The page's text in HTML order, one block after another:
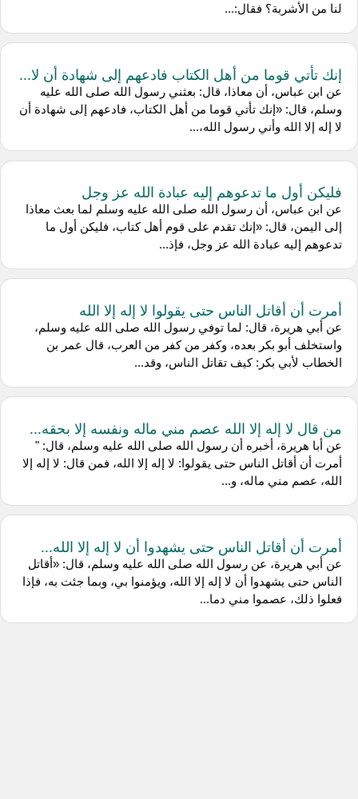
لنا من الأشربة؟ فقال:...
إنك تأتي قوما من أهل الكتاب فادعهم إلى شهادة أن لا...
عن ابن عباس، أن معاذا، قال: بعثني رسول الله صلى الله عليه
وسلم، قال: «إنك تأتي قوما من أهل الكتاب، فادعهم إلى شهادة أن
لا إله إلا الله وأني رسول الله،...
فليكن أول ما تدعوهم إليه عبادة الله عز وجل
عن ابن عباس، أن رسول الله صلى الله عليه وسلم لما بعث معاذا
إلى اليمن، قال: «إنك تقدم على قوم أهل كتاب، فليكن أول ما
تدعوهم إليه عبادة الله عز وجل، فإذ...
أمرت أن أقاتل الناس حتى يقولوا لا إله إلا الله
عن أبي هريرة، قال: لما توفي رسول الله صلى الله عليه وسلم،
واستخلف أبو بكر بعده، وكفر من كفر من العرب، قال عمر بن
الخطاب لأبي بكر: كيف تقاتل الناس، وقد...
من قال لا إله إلا الله عصم مني ماله ونفسه إلا بحقه...
عن أبا هريرة، أخبره أن رسول الله صلى الله عليه وسلم، قال: "
أمرت أن أقاتل الناس حتى يقولوا: لا إله إلا الله، فمن قال: لا إله إلا
الله، عصم مني ماله، و...
أمرت أن أقاتل الناس حتى يشهدوا أن لا إله إلا الله...
عن أبي هريرة، عن رسول الله صلى الله عليه وسلم، قال: «أقاتل
الناس حتى يشهدوا أن لا إله إلا الله، ويؤمنوا بي، وبما جئت به، فإذا
فعلوا ذلك، عصموا مني دما...